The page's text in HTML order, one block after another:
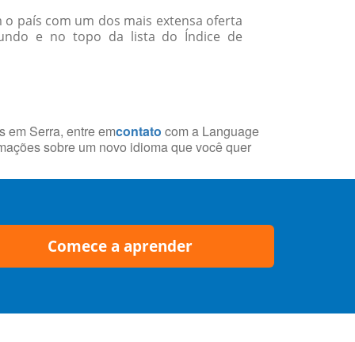
país com um dos mais extensa oferta
e no topo da lista do Índice de
em Serra, entre emcontato com a Language
sobre um novo idioma que você quer
Comece a aprender